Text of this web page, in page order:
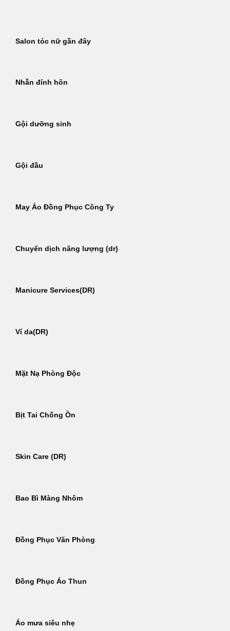
dungSalon tóc nữ gần đây
Nhẫn đính hôn
Gội dưỡng sinh
Gội đầu
May Áo Đồng Phục Công Ty
Chuyển dịch năng lượng (dr)
Manicure Services(DR)
Ví da(DR)
Mặt Nạ Phòng Độc
Bịt Tai Chống Ồn
Skin Care (DR)
Bao Bì Màng Nhôm
Đồng Phục Văn Phòng
Đồng Phục Áo Thun
Áo mưa siêu nhẹ